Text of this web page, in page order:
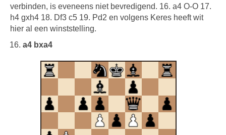
verbinden, is eveneens niet bevredigend. 16. a4 O-O 17.
h4 gxh4 18. Df3 c5 19. Pd2 en volgens Keres heeft wit
hier al een winststelling.
a4 bxa4